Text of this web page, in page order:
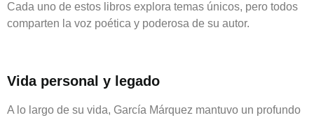
Cada uno de estos libros explora temas únicos, pero todos
comparten la voz poética y poderosa de su autor.
Vida personal y legado
A lo largo de su vida, García Márquez mantuvo un profundo